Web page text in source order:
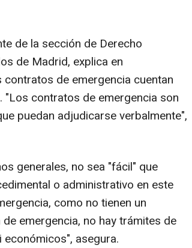
de la sección de Derecho
de Madrid, explica en
de emergencia cuentan
"Los contratos de emergencia son
puedan adjudicarse verbalmente",
generales, no sea "fácil" que
o administrativo en este
como no tienen un
emergencia, no hay trámites de
asegura.